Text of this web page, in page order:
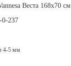
Веста 168х70 см
0-237
4-5 мм